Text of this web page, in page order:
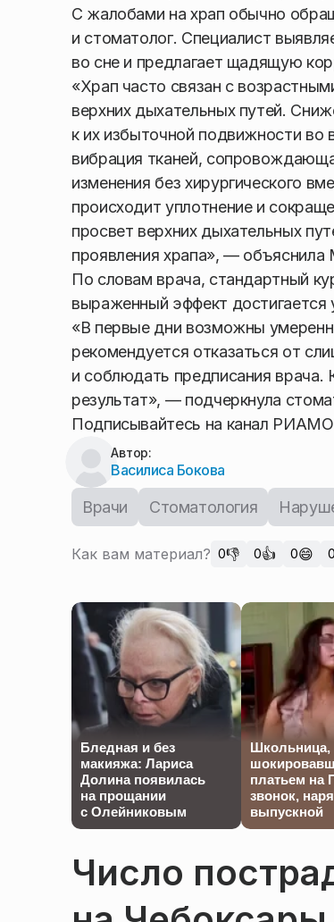
С жалобами на храп обычно
и стоматолог. Специалист
во сне и предлагает щадящую
«Храп часто связан с
верхних дыхательных путей.
к их избыточной подвижности во
вибрация тканей,
изменения без хирургического
происходит уплотнение и
просвет верхних дыхательных
проявления храпа», —
По словам врача, стандартный
выраженный эффект достигается
«В первые дни возможны
рекомендуется отказаться от
и соблюдать предписания врача.
результат», — подчеркнула
Подписывайтесь на канал
Автор:
Василиса Бокова
Врачи Стоматология
Как вам материал? 0👎 0👍 0😄 0
Бледная и без
макияжа: Лариса
Долина появилась
на прощании
с Олейниковым
Школьница,
платьем на
звонок,
выпускной
Число